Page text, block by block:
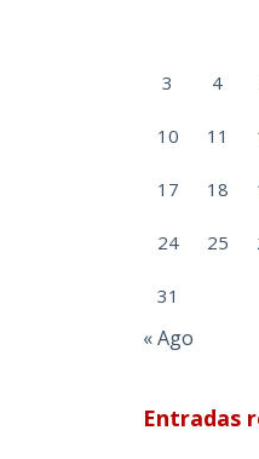
3 4
10 11
17 18
24 25
31
« Ago
Entradas